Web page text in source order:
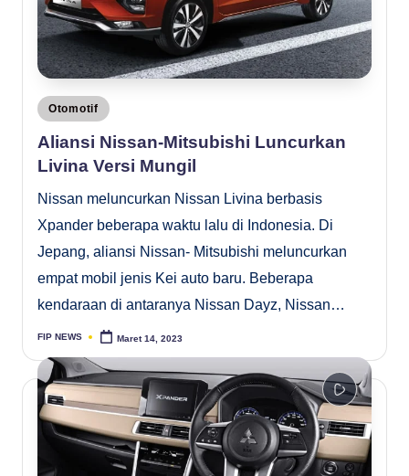
Posted
Otomotif
Aliansi Nissan-Mitsubishi Luncurkan
Livina Versi Mungil
Nissan meluncurkan Nissan Livina berbasis
Xpander beberapa waktu lalu di Indonesia. Di
Jepang, aliansi Nissan- Mitsubishi meluncurkan
empat mobil jenis Kei auto baru. Beberapa
kendaraan di antaranya Nissan Dayz, Nissan…
Posted
FIP NEWS Maret 14, 2023